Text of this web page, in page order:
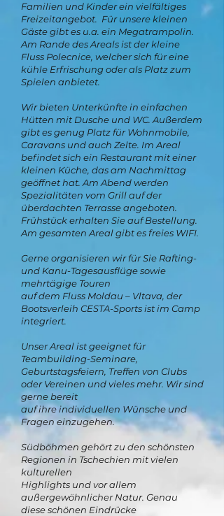
Familien und Kinder ein vielfältiges
Freizeitangebot. Für unsere kleinen
Gäste gibt es u.a. ein Megatrampolin.
Am Rande des Areals ist der kleine
Fluss Polecnice, welcher sich für eine
kühle Erfrischung oder als Platz zum
Spielen anbietet.
Wir bieten Unterkünfte in einfachen
Hütten mit Dusche und WC. Außerdem
gibt es genug Platz für Wohnmobile,
Caravans und auch Zelte. Im Areal
befindet sich ein Restaurant mit einer
kleinen Küche, das am Nachmittag
geöffnet hat. Am Abend werden
Spezialitäten vom Grill auf der
überdachten Terrasse angeboten.
Frühstück erhalten Sie auf Bestellung.
Am gesamten Areal gibt es freies WIFI.
Gerne organisieren wir für Sie Rafting-
und Kanu-Tagesausflüge sowie
mehrtägige Touren
auf dem Fluss Moldau – Vltava, der
Bootsverleih CESTA-Sports ist im Camp
integriert.
Unser Areal ist geeignet für
Teambuilding-Seminare,
Geburtstagsfeiern, Treffen von Clubs
oder Vereinen und vieles mehr. Wir sind
gerne bereit
auf ihre individuellen Wünsche und
Fragen einzugehen.
Südböhmen gehört zu den schönsten
Regionen in Tschechien mit vielen
kulturellen
Highlights und vor allem
außergewöhnlicher Natur. Genau
diese schönen Eindrücke